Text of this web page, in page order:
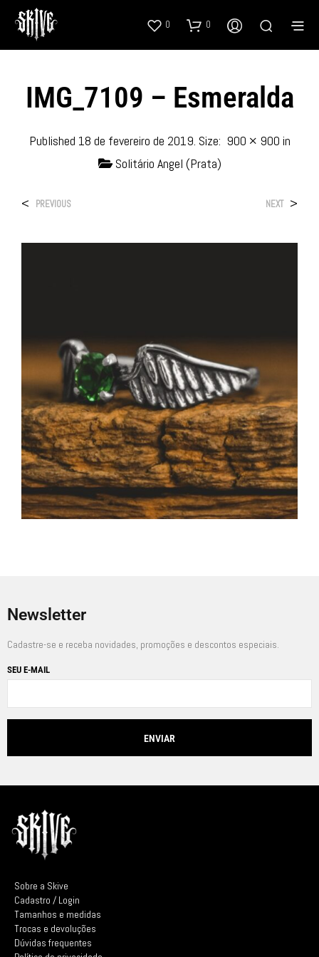
0 0
IMG_7109 – Esmeralda
Published 18 de fevereiro de 2019. Size: 900 × 900 in
Solitário Angel (Prata)
< PREVIOUS NEXT >
Newsletter
Cadastre-se e receba novidades, promoções e descontos especiais.
SEU E-MAIL
Sobre a Skive
Cadastro / Login
Tamanhos e medidas
Trocas e devoluções
Dúvidas frequentes